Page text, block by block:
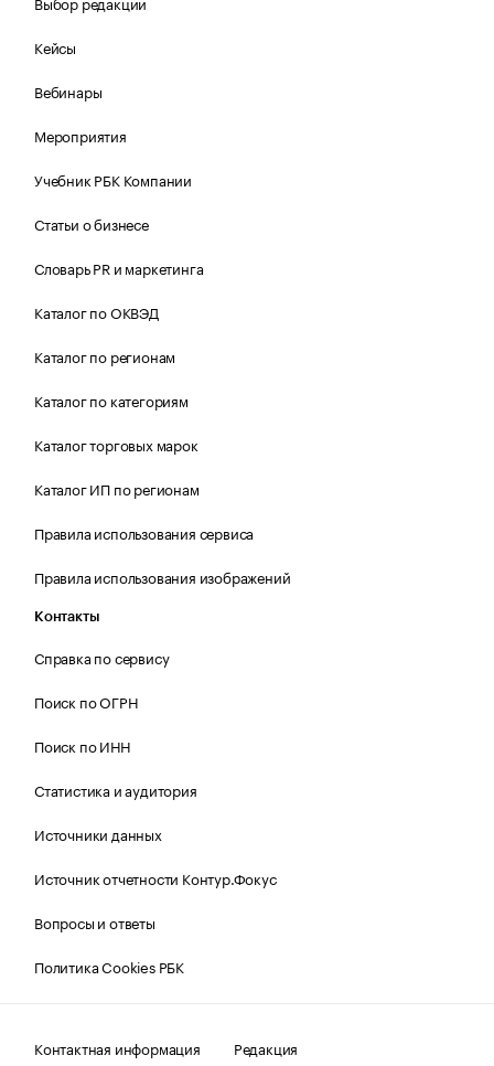
Кейсы
Вебинары
Мероприятия
Учебник РБК Компании
Статьи о бизнесе
Словарь PR и маркетинга
Каталог по ОКВЭД
Каталог по регионам
Каталог по категориям
Каталог торговых марок
Каталог ИП по регионам
Правила использования сервиса
Правила использования изображений
Контакты
Справка по сервису
Поиск по ОГРН
Поиск по ИНН
Статистика и аудитория
Источники данных
Источник отчетности Контур.Фокус
Вопросы и ответы
Политика Cookies РБК
Контактная информация Редакция